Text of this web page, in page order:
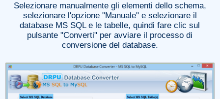
Selezionare manualmente gli elementi dello schema,
selezionare l'opzione "Manuale" e selezionare il
database MS SQL e le tabelle, quindi fare clic sul
pulsante "Converti" per avviare il processo di
conversione del database.